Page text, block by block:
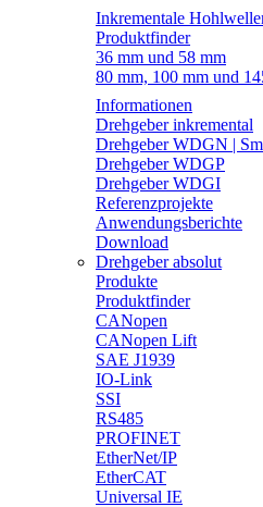
Inkrementale
Produktfinder
36 mm und 58 mm
80 mm, 100 mm und
Informationen
Drehgeber inkremental
Drehgeber WDGN |
Drehgeber WDGP
Drehgeber WDGI
Referenzprojekte
Anwendungsberichte
Download
Drehgeber absolut
Produkte
Produktfinder
CANopen
CANopen Lift
SAE J1939
IO-Link
SSI
RS485
PROFINET
EtherNet/IP
EtherCAT
Universal IE